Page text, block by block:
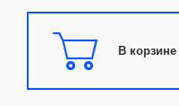
В корзине